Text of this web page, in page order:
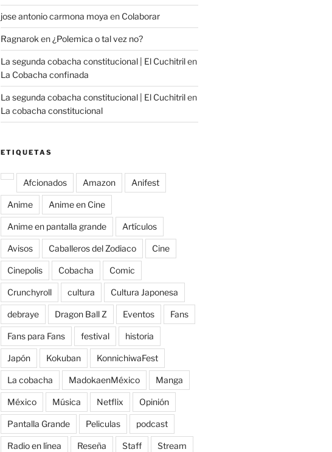
jose antonio carmona moya en Colaborar
Ragnarok en¿Polemica o tal vez no?
La segunda cobacha constitucional | El Cuchitrilen
La Cobacha confinada
La segunda cobacha constitucional | El Cuchitrilen
La cobacha constitucional
ETIQUETAS
Afcionados Amazon Anifest
Anime Anime en Cine
Anime en pantalla grande Artículos
Avisos Caballeros del Zodiaco Cine
Cinepolis Cobacha Comic
Crunchyroll cultura Cultura Japonesa
debraye Dragon Ball Z Eventos Fans
Fans para Fans festival historia
Japón Kokuban KonnichiwaFest
La cobacha MadokaenMéxico Manga
México Música Netflix Opinión
Pantalla Grande Peliculas podcast
Radio en línea Reseña Staff Stream